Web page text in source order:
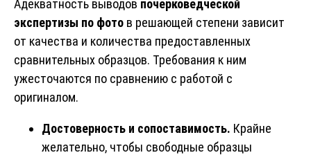
Адекватность выводов почерковедческой
экспертизы по фото в решающей степени зависит
от качества и количества предоставленных
сравнительных образцов. Требования к ним
ужесточаются по сравнению с работой с
оригиналом.
Достоверность и сопоставимость. Крайне
желательно, чтобы свободные образцы